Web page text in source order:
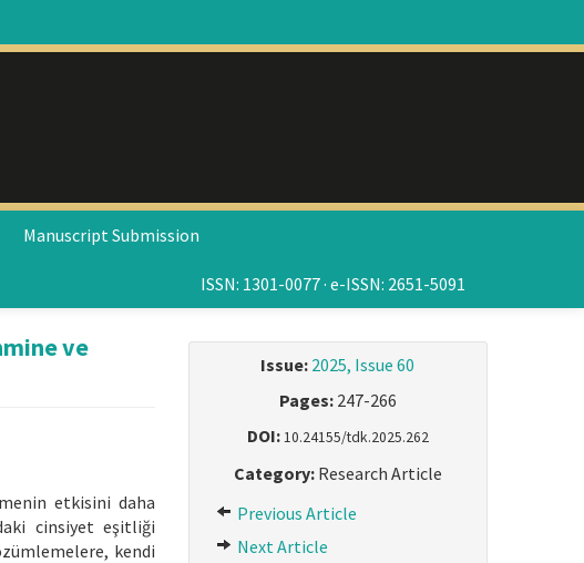
Manuscript Submission
ISSN: 1301-0077 · e-ISSN: 2651-5091
ve
etkisini daha
cinsiyet eşitliği
kendi
Issue: 2025, Issue 60
Pages:247-266
DOI:10.24155/tdk.2025.262
Category:Research Article
Previous Article
Next Article